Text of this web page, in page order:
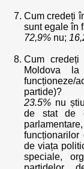
Cum credeți
sunt egale în
72,9% nu;
Cum
Moldova
partide)?
23.5% nu
de stat de
funcționarilor
de viața
speciale,